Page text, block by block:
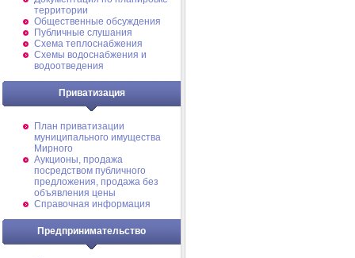
территории
Общественные обсуждения
Публичные слушания
Схема теплоснабжения
Схемы водоснабжения и
водоотведения
Приватизация
План приватизации
муниципального имущества
Мирного
Аукционы, продажа
посредством публичного
предложения, продажа без
объявления цены
Справочная информация
Предпринимательство